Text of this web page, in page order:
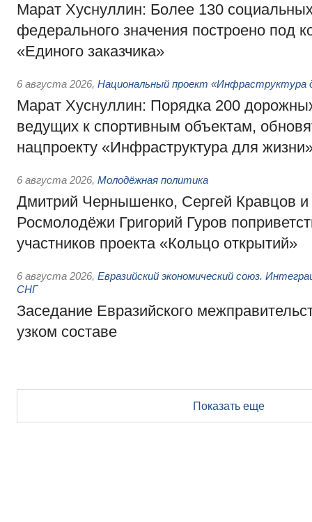
Марат Хуснуллин: Более 130
федерального значения построено под
«Единого заказчика»
6 августа 2026, Национальный проект «Инфраструктура
Марат Хуснуллин: Порядка 200
ведущих к спортивным объектам,
нацпроекту «Инфраструктура для
6 августа 2026, Молодёжная политика
Дмитрий Чернышенко, Сергей Кравцов и
Росмолодёжи Григорий Гуров
участников проекта «Кольцо открытий»
6 августа 2026, Евразийский экономический союз.
СНГ
Заседание Евразийского
узком составе
Показать еще